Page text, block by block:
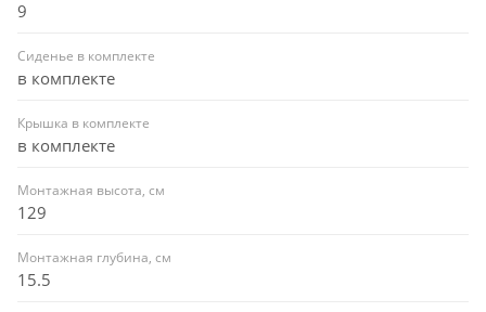
9
Сиденье в комплекте
в комплекте
Крышка в комплекте
в комплекте
Монтажная высота, см
129
Монтажная глубина, см
15.5